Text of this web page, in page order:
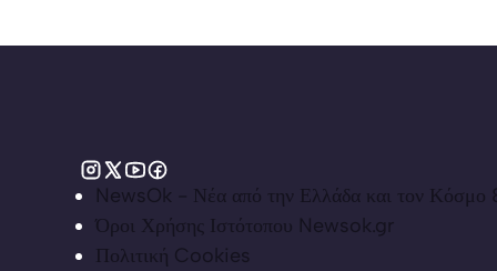
NewsOk - Νέα από την Ελλάδα και τον Κόσμο
Όροι Χρήσης Ιστότοπου Newsok.gr
Πολιτική Cookies